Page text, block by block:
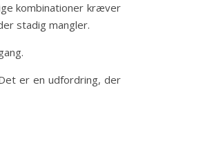
kombinationer kræver
stadig mangler.
er en udfordring, der